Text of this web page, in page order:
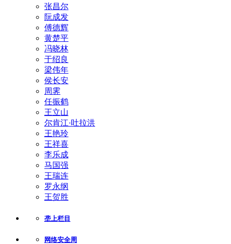
张昌尔
阮成发
傅德辉
黄楚平
冯晓林
于绍良
梁伟年
侯长安
周霁
任振鹤
王立山
尔肯江·吐拉洪
王艳玲
王祥喜
李乐成
马国强
王瑞连
罗永纲
王贺胜
垄上栏目
网络安全周